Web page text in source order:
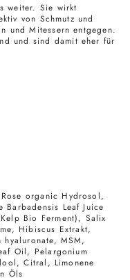
weiter. Sie wirkt
von Schmutz und
und Mitessern entgegen.
und sind damit eher für
organic Hydrosol,
Leaf Juice
Bio Ferment), Salix
Hibiscus Extrakt,
hyaluronate, MSM,
Oil, Pelargonium
Citral, Limonene
Öls